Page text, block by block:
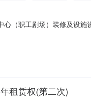
心（职工剧场）装修及设
职工剧场）装修及设施设
租赁权(第二次)